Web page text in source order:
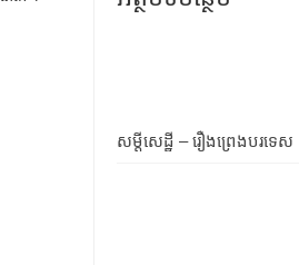
សម្តីសេដ្ឋី – រឿងព្រេងបរទេស